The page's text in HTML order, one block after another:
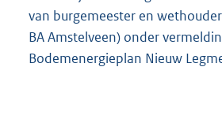
van burgemeester en
BA Amstelveen) onder
Bodemenergieplan Nieuw